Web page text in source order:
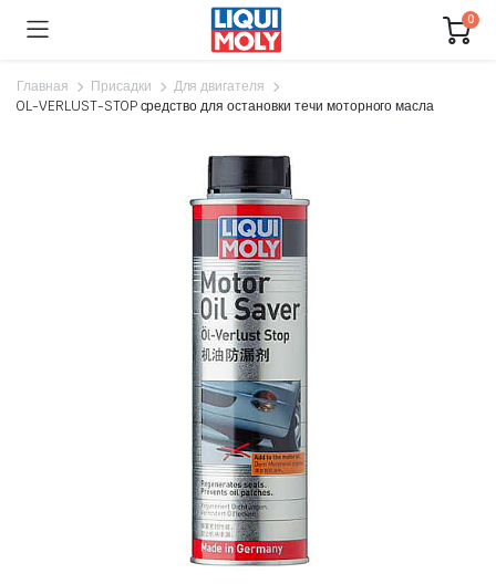
0
Главная Присадки
Для двигателя
OL-VERLUST-STOP средство для остановки течи моторного масла